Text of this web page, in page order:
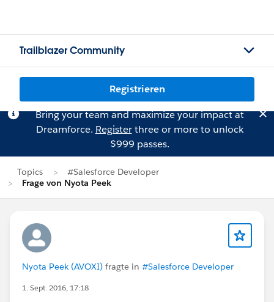
Trailblazer Community
Registrieren
Bring your team and maximize your impact at
Dreamforce. Registerthree or more to unlock
$999 passes.
Topics
#Salesforce Developer
Frage von Nyota Peek
Nyota Peek (AVOXI) fragte in #Salesforce Developer
1. Sept. 2016, 17:18